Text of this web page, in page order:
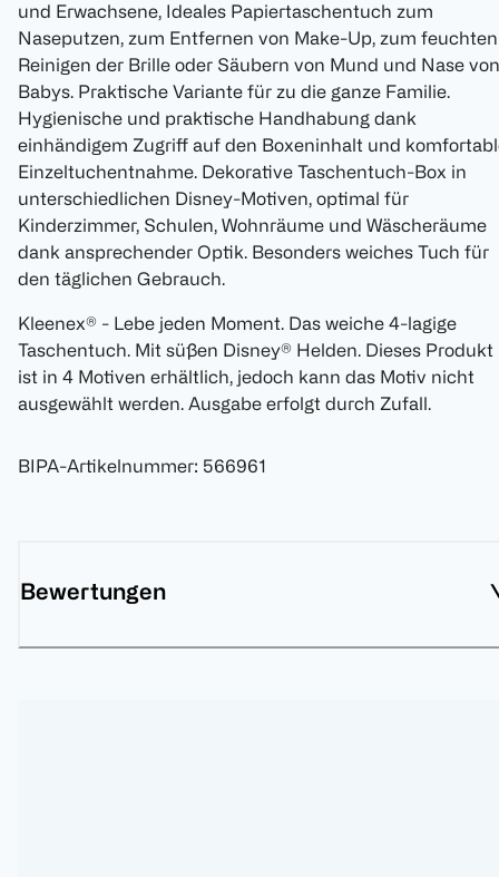
und Erwachsene, Ideales Papiertaschentuch zum
Naseputzen, zum Entfernen von Make-Up, zum feuchten
Reinigen der Brille oder Säubern von Mund und Nase von
Babys. Praktische Variante für zu die ganze Familie.
Hygienische und praktische Handhabung dank
einhändigem Zugriff auf den Boxeninhalt und
Einzeltuchentnahme. Dekorative Taschentuch-Box in
unterschiedlichen Disney-Motiven, optimal für
Kinderzimmer, Schulen, Wohnräume und Wäscheräume
dank ansprechender Optik. Besonders weiches Tuch für
den täglichen Gebrauch.
Kleenex® - Lebe jeden Moment. Das weiche 4-lagige
Taschentuch. Mit süßen Disney® Helden. Dieses Produkt
ist in 4 Motiven erhältlich, jedoch kann das Motiv nicht
ausgewählt werden. Ausgabe erfolgt durch Zufall.
BIPA-Artikelnummer: 566961
Bewertungen